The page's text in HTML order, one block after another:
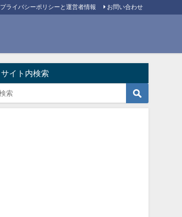
プライバシーポリシーと運営者情報 お問い合わせ
サイト内検索